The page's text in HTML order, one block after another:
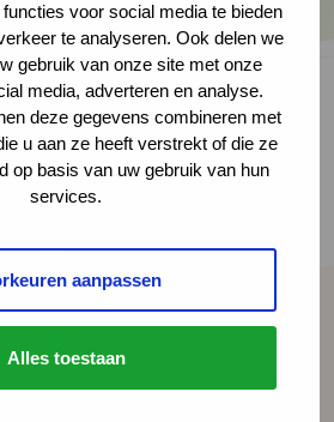
voor social media te bieden
te analyseren. Ook delen we
gebruik van onze site met onze
media, adverteren en analyse.
deze gegevens combineren met
u aan ze heeft verstrekt of die ze
op basis van uw gebruik van hun
services.
aanpassen
Alles toestaan
toneelstuk en speelt erin om
en het belang van een